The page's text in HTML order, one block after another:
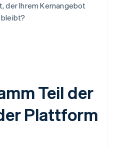
der Ihrem Kernangebot
Teil der
Plattform